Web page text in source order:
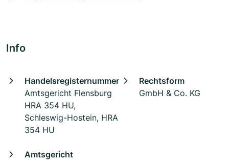
Info
Handelsregisternummer
Amtsgericht Flensburg
HRA 354 HU,
Schleswig-Hostein, HRA
354 HU
Rechtsform
GmbH & Co. KG
Amtsgericht